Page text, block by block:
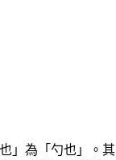
」為「勺也」。其